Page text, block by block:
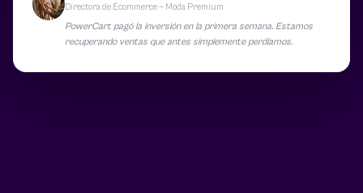
Directora de Ecommerce — Moda Premium
PowerCart pagó la inversión en la primera semana. Estamos
recuperando ventas que antes simplemente perdíamos.